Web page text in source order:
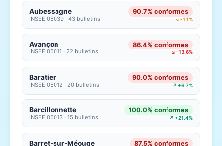
Aubessagne
INSEE 05039 · 43 bulletins
90.7% conformes
↘ -1.1%
Avançon
INSEE 05011 · 22 bulletins
86.4% conformes
↘ -13.6%
Baratier
INSEE 05012 · 20 bulletins
90.0% conformes
↗ +6.7%
Barcillonnette
INSEE 05013 · 15 bulletins
100.0% conformes
↗ +21.4%
Barret-sur-Méouge 87.5% conformes